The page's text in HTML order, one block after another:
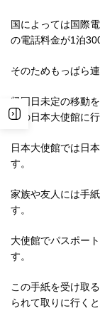
国によっては国際
の電話料金が1泊
そのためもっぱら
帰国日未定の移動
先の日本大使館に
日本大使館では日
す。
家族や友人には手
す。
大使館でパスポー
す。
この手紙を受け取
られて取りに行く